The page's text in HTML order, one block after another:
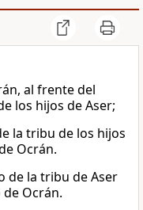
al frente del
los hijos de Aser;
la tribu de los hijos
Ocrán.
de la tribu de Aser
Ocrán.